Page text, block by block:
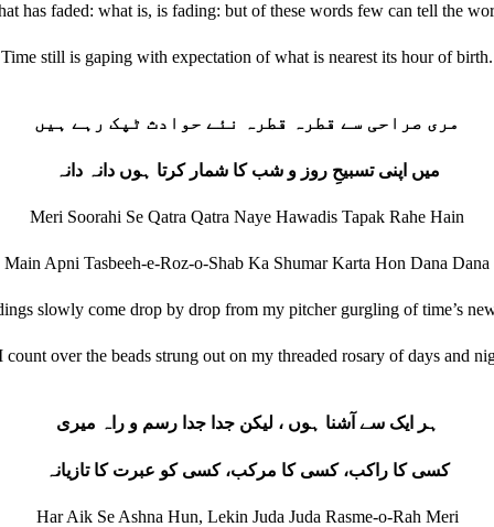
has faded: what is, is fading: but of these words few can tell the
Time still is gaping with expectation of what is nearest its hour of birth.
مری صراحی سے قطرہ قطرہ نئے حوادث ٹپک رہے ہیں
میں اپنی تسبیحِ روز و شب کا شمار کرتا ہوں دانہ دانہ
Meri Soorahi Se Qatra Qatra Naye Hawadis Tapak Rahe Hain
Main Apni Tasbeeh-e-Roz-o-Shab Ka Shumar Karta Hon Dana Dana
slowly come drop by drop from my pitcher gurgling of time’s
count over the beads strung out on my threaded rosary of days and
ہر ایک سے آشنا ہوں ، لیکن جدا جدا رسم و راہ میری
کسی کا راکب، کسی کا مرکب، کسی کو عبرت کا تازیانہ
Har Aik Se Ashna Hun, Lekin Juda Juda Rasme-o-Rah Meri